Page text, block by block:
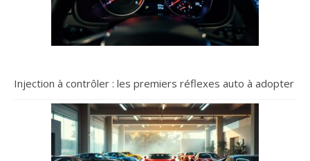
Injection à contrôler : les premiers réflexes auto à adopter